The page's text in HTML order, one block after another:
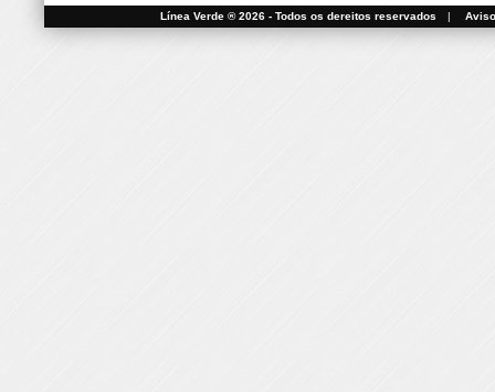
Línea Verde ® 2026 - Todos os dereitos reservados |